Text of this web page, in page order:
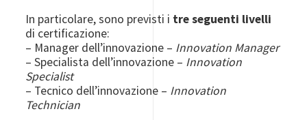
In particolare, sono previsti i tre seguenti livelli
di certificazione:
– Manager dell’innovazione – Innovation Manager
– Specialista dell’innovazione – Innovation
Specialist
– Tecnico dell’innovazione – Innovation
Technician